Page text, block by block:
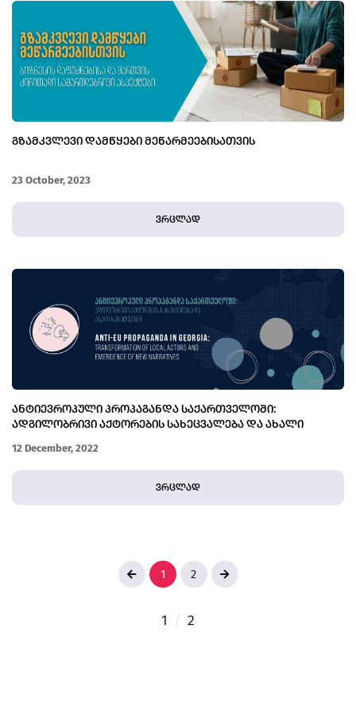
ᲒᲖᲐᲛᲙᲕᲚᲔᲕᲘ ᲓᲐᲛᲬᲧᲔᲑᲘ ᲛᲔᲬᲐᲠᲛᲔᲔᲑᲘᲡᲐᲗᲕᲘᲡ
23 October, 2023
ვრცლად
ᲐᲜᲢᲘᲔᲕᲠᲝᲞᲣᲚᲘ ᲞᲠᲝᲞᲐᲒᲐᲜᲓᲐ ᲡᲐᲥᲐᲠᲗᲕᲔᲚᲝᲨᲘ:
ᲐᲓᲒᲘᲚᲝᲑᲠᲘᲕᲘ ᲐᲥᲢᲝᲠᲔᲑᲘᲡ ᲡᲐᲮᲔᲪᲕᲐᲚᲔᲑᲐ ᲓᲐ ᲐᲮᲐᲚᲘ
12 December, 2022
ვრცლად
1 2
1 / 2